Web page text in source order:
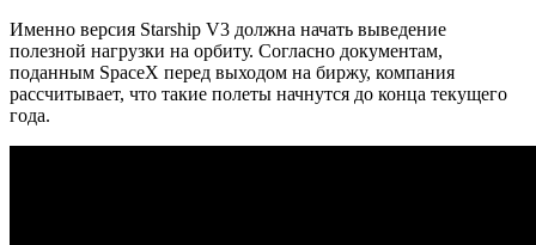
Именно версия Starship V3 должна начать выведение
полезной нагрузки на орбиту. Согласно документам,
поданным SpaceX перед выходом на биржу, компания
рассчитывает, что такие полеты начнутся до конца текущего
года.